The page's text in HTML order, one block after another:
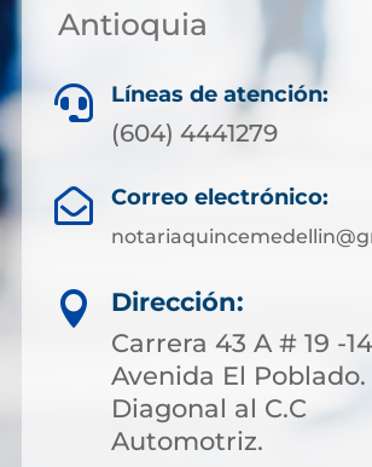
Antioquia
 Líneas de atención:
(604) 4441279
 Correo electrónico:

Dirección:
Carrera 43 A # 19 -
Avenida El Poblado.
Diagonal al C.C
Automotriz.